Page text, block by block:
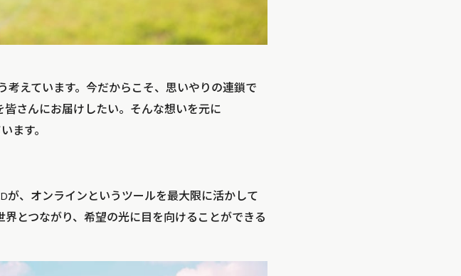
考えています。今だからこそ、思いやりの連鎖で
さんにお届けしたい。そんな想いを元に
ます。
が、オンラインというツールを最大限に活かして
とつながり、希望の光に目を向けることができる